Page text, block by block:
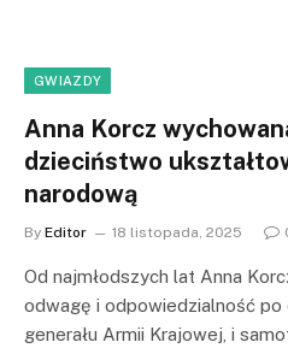
GWIAZDY
Anna Korcz
dzieciństwo
narodową
By Editor 18 listopada, 2025
Od najmłodszych lat Anna
odwagę i odpowiedzialność po
generału Armii Krajowej, i